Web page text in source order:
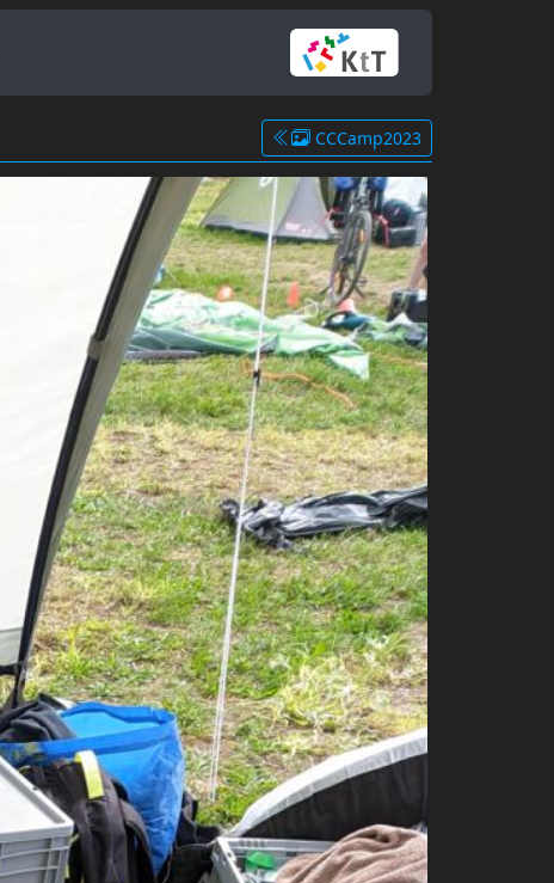
CCCamp2023